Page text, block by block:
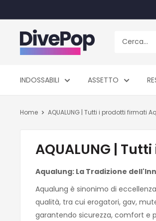
al
contenuto
Dive
Pop
INDOSSABILI ASSETTO
Home AQUALUNG | Tutti i prodotti firmati
AQUALUNG |
Aqualung: La Tradizione
Aqualung è sinonimo di
qualità, tra cui erogatori, gav,
garantendo sicurezza, comfort e